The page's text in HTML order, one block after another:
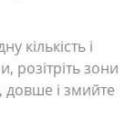
кількість і
розітріть зони
довше і змийте